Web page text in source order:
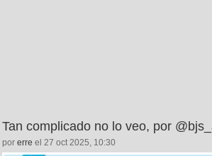
Tan complicado no lo veo, por
por erre el 27 oct 2025, 10:30